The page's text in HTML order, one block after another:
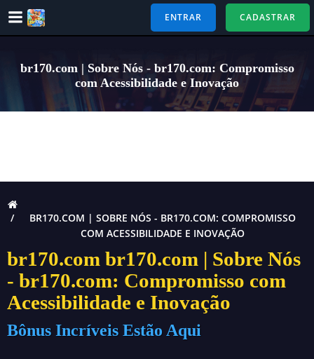
Pular
para
ENTRAR CADASTRAR
br170.com | Sobre Nós - br170.com: Compromisso
com Acessibilidade e Inovação
BR170.COM | SOBRE NÓS - BR170.COM: COMPROMISSO
COM ACESSIBILIDADE E INOVAÇÃO
br170.com br170.com | Sobre Nós
- br170.com: Compromisso com
Acessibilidade e Inovação
Bônus Incríveis Estão Aqui